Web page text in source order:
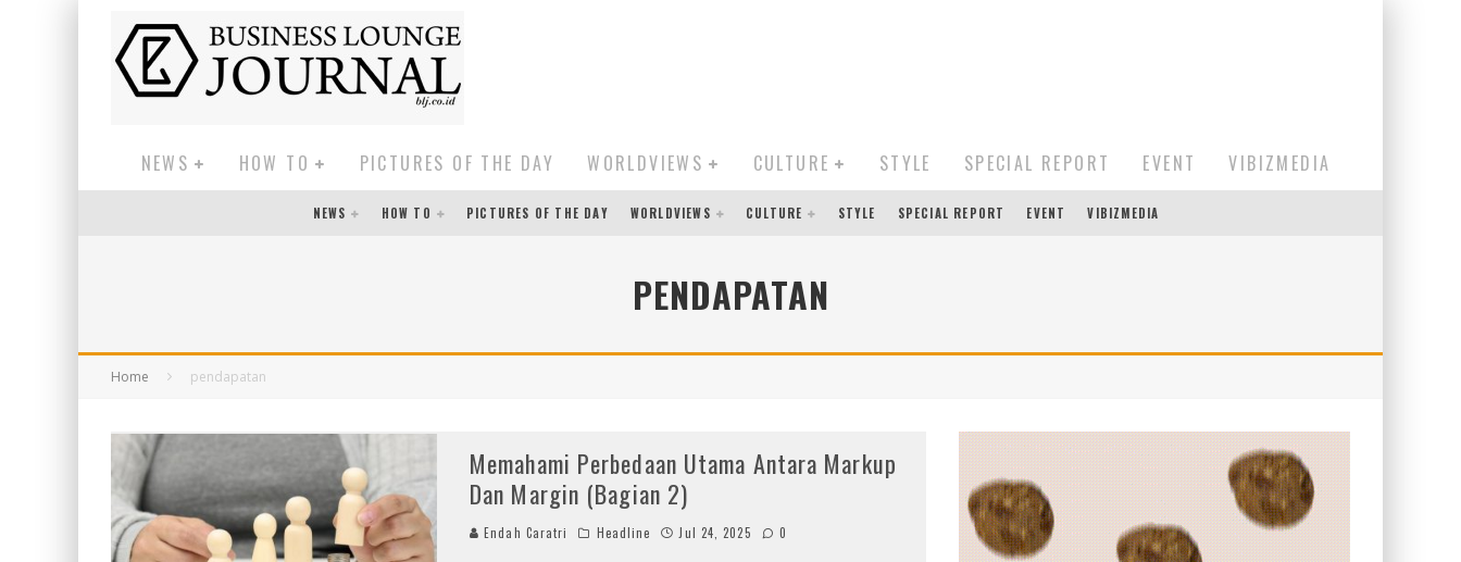
NEWS HOW TO PICTURES OF THE DAY WORLDVIEWS CULTURE STYLE SPECIAL REPORT EVENT VIBIZMEDIA
NEWS HOW TO PICTURES OF THE DAY WORLDVIEWS CULTURE STYLE SPECIAL REPORT EVENT VIBIZMEDIA
PENDAPATAN
Home pendapatan
Memahami Perbedaan Utama Antara Markup
Dan Margin (Bagian 2)
Endah Caratri Headline Jul 24, 2025 0